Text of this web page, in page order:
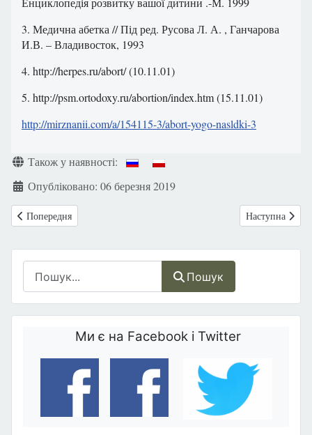
Пошук
Ми є на Facebook і Twitter
3. Медична абетка // Під ред. Русова Л. А. , Ганчарова
И.В. – Владивосток, 1993
4. http://herpes.ru/abort/ (10.11.01)
5. http://psm.ortodoxy.ru/abortion/index.htm (15.11.01)
http://mirznanii.com/a/154115-3/abort-yogo-nasldki-3
ДеталіТакож у наявності:
Опубліковано: 06 березня 2019
Попередня стаття: Таблетка 5 дня - Препарат, який «не перериває
Попередня Наступна
Наступна